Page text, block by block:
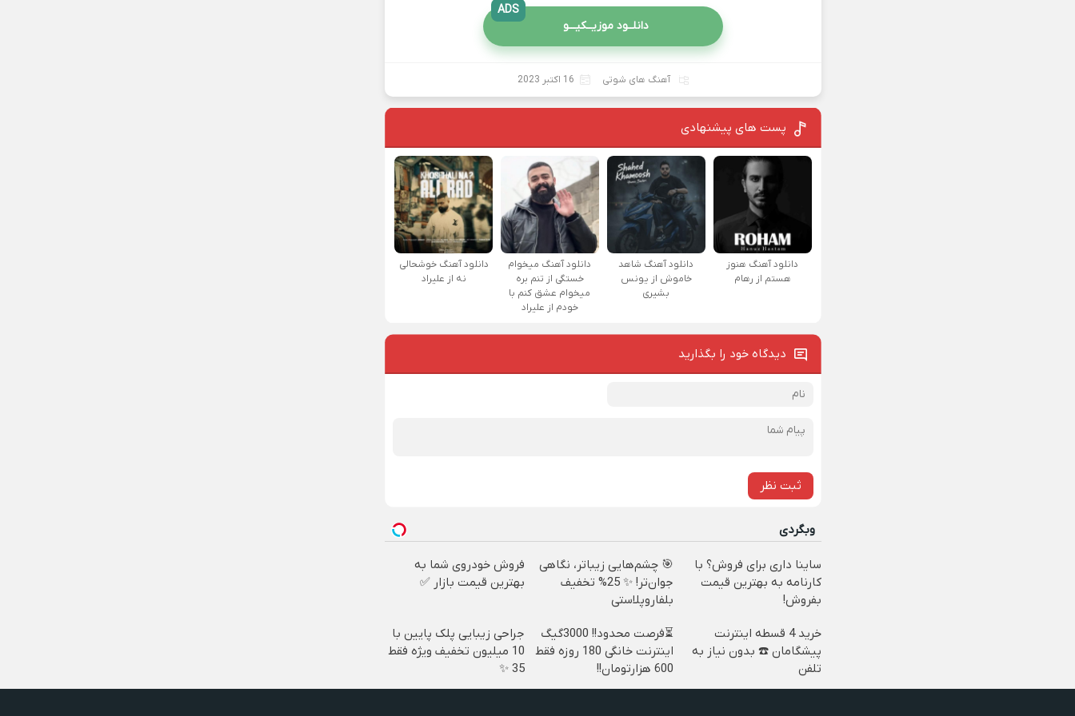
دانلــود موزیــکیـــو
ADS
آهنگ های شوتی 16 اکتبر 2023
پست های پیشنهادی
دانلود آهنگ هنوز
هستم از رهام
دانلود آهنگ شاهد
خاموش از یونس
بشیری
دانلود آهنگ میخوام
خستگی از تنم بره
میخوام عشق کنم با
خودم از علیراد
دانلود آهنگ خوشحالی
نه از علیراد
دیدگاه خود را بگذارید
ثبت نظر
وبگردی
ساینا داری برای فروش؟ با
کارنامه به بهترین قیمت
بفروش!
🎯 چشم‌هایی زیباتر، نگاهی
جوان‌تر! ✨ 25% تخفیف
بلفاروپلاستی
فروش خودروی شما به
بهترین قیمت بازار ✅
خرید 4 قسطه اینترنت
پیشگامان ☎️ بدون نیاز به
تلفن
⏳فرصت محدود!! 3000گیگ
اینترنت خانگی 180 روزه فقط
600 هزارتومان!!
جراحی زیبایی پلک پایین با
10 میلیون تخفیف ویژه فقط
35 ✨